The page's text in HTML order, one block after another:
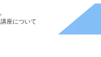
講座について